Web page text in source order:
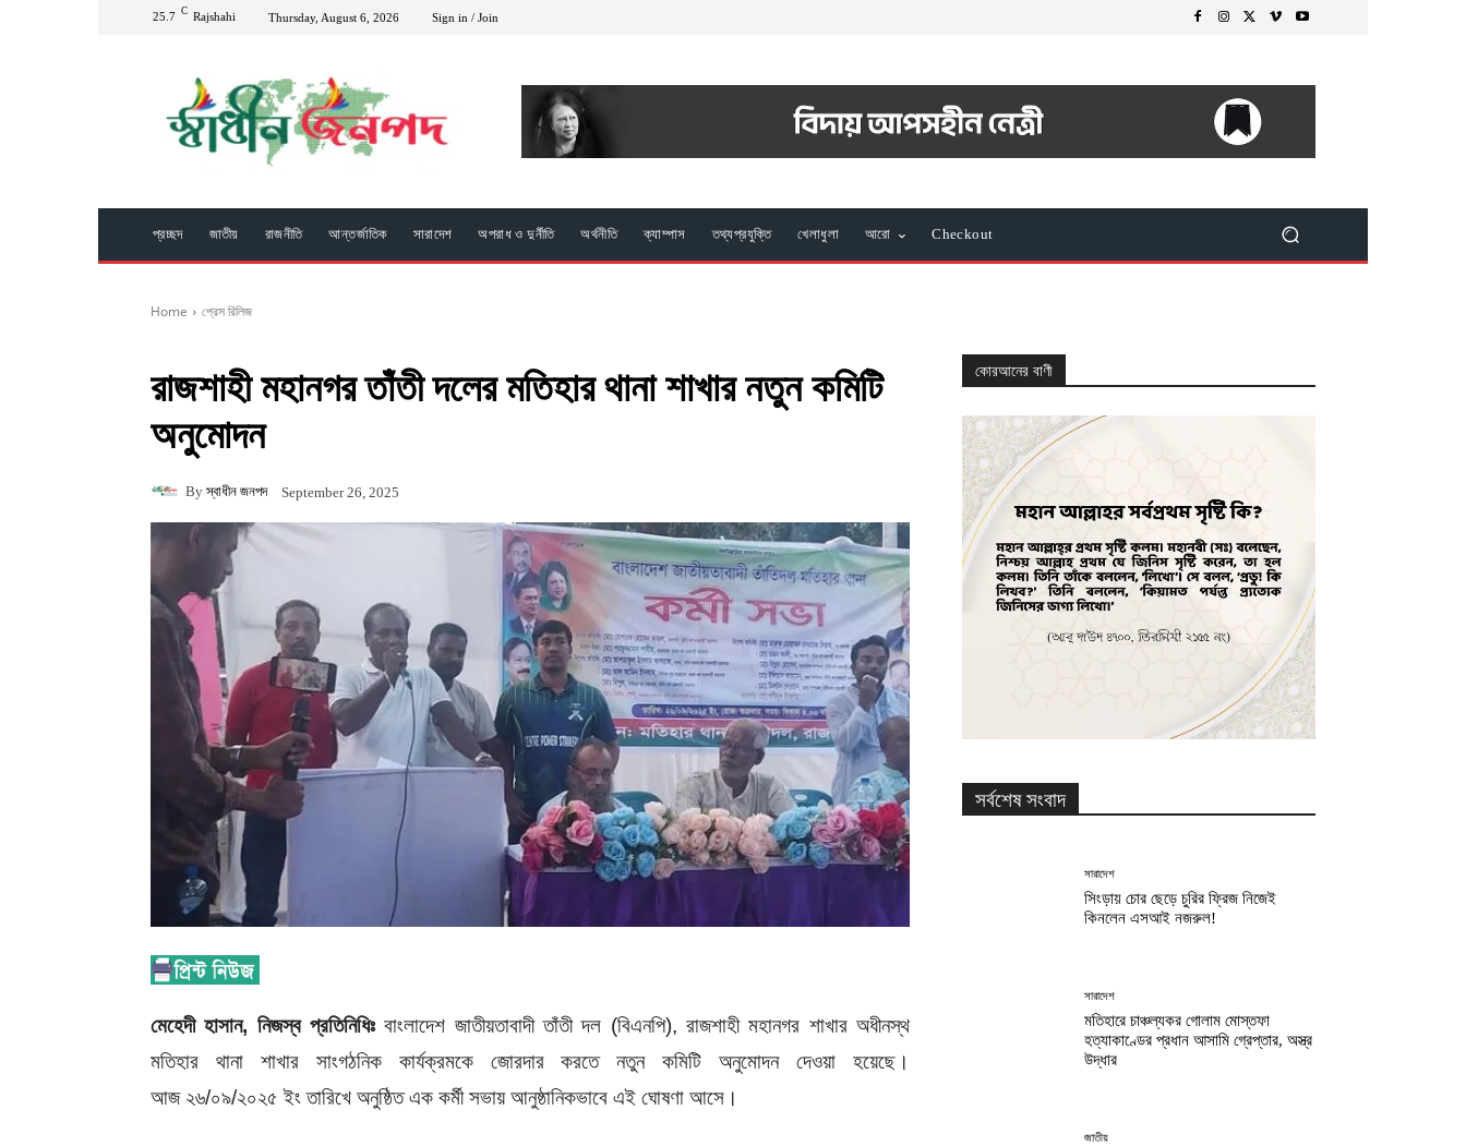
25.7 C Rajshahi Thursday, August 6, 2026 Sign in / Join
প্রচ্ছদ জাতীয় রাজনীতি আন্তর্জাতিক সারাদেশ অপরাধ ও দুর্নীতি অর্থনীতি ক্যাম্পাস তথ্যপ্রযুক্তি খেলাধুলা আরো Checkout
Home প্রেস রিলিজ
রাজশাহী মহানগর তাঁতী দলের মতিহার থানা শাখার নতুন কমিটি
অনুমোদন
By স্বাধীন জনপদ September 26, 2025
মেহেদী হাসান, নিজস্ব প্রতিনিধিঃবাংলাদেশ জাতীয়তাবাদী তাঁতী দল (বিএনপি), রাজশাহী মহানগর শাখার অধীনস্থ
মতিহার থানা শাখার সাংগঠনিক কার্যক্রমকে জোরদার করতে নতুন কমিটি অনুমোদন দেওয়া হয়েছে।
আজ ২৬/০৯/২০২৫ ইং তারিখে অনুষ্ঠিত এক কর্মী সভায় আনুষ্ঠানিকভাবে এই ঘোষণা আসে।
কোরআনের বাণী
সর্বশেষ সংবাদ
সারাদেশ
সিংড়ায় চোর ছেড়ে চুরির ফ্রিজ নিজেই
কিনলেন এসআই নজরুল!
সারাদেশ
মতিহারে চাঞ্চল্যকর গোলাম মোস্তফা
হত্যাকাণ্ডের প্রধান আসামি গ্রেপ্তার, অস্ত্র
উদ্ধার
জাতীয়